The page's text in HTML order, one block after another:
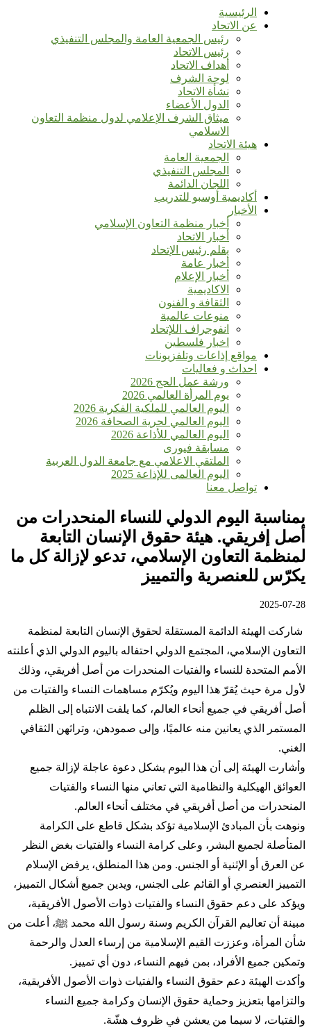
الرئيسية
عن الاتحاد
رئيس الجمعية العامة والمجلس التنفيذي
رئيس الاتحاد
أهداف الاتحاد
لوحة الشرف
نشأة الاتحاد
الدول الأعضاء
ميثاق الشرف الإعلامي لدول منظمة التعاون
الاسلامي
هيئة الاتحاد
الجمعية العامة
المجلس التنفيذي
اللجان الدائمة
أكاديمية أوسبو للتدريب
الأخبار
أخبار منظمة التعاون الإسلامي
أخبار الاتحاد
بقلم رئيس الإتحاد
أخبار عامة
أخبار الإعلام
الاكاديمية
الثقافة و الفنون
منوعات عالمية
انفوجراف اللإتحاد
اخبار فلسطين
مواقع إذاعات وتلفزيونات
احداث و فعاليات
ورشة عمل الحج 2026
يوم المرأة العالمي 2026
اليوم العالمي للملكية الفكرية 2026
اليوم العالمي لحرية الصحافة 2026
اليوم العالمي للأذاعة 2026
مسابقة فيورى
الملتقي الاعلامي مع جامعة الدول العربية
اليوم العالمى للإذاعة 2025
تواصل معنا
بمناسبة اليوم الدولي للنساء المنحدرات من
أصل إفريقي. هيئة حقوق الإنسان التابعة
لمنظمة التعاون الإسلامي، تدعو لإزالة كل ما
يكرّس للعنصرية والتمييز
2025-07-28
شاركت الهيئة الدائمة المستقلة لحقوق الإنسان التابعة لمنظمة
التعاون الإسلامي، المجتمع الدولي احتفاله باليوم الدولي الذي أعلنته
الأمم المتحدة للنساء والفتيات المنحدرات من أصل أفريقي، وذلك
لأول مرة حيث يُقرّ هذا اليوم ويُكرّم مساهمات النساء والفتيات من
أصل أفريقي في جميع أنحاء العالم، كما يلفت الانتباه إلى الظلم
المستمر الذي يعانين منه عالميًا، وإلى صمودهن، وتراثهن الثقافي
الغني.
وأشارت الهيئة إلى أن هذا اليوم يشكل دعوة عاجلة لإزالة جميع
العوائق الهيكلية والنظامية التي تعاني منها النساء والفتيات
المنحدرات من أصل أفريقي في مختلف أنحاء العالم.
ونوهت بأن المبادئ الإسلامية تؤكد بشكل قاطع على الكرامة
المتأصلة لجميع البشر، وعلى كرامة النساء والفتيات بغض النظر
عن العرق أو الإثنية أو الجنس. ومن هذا المنطلق، يرفض الإسلام
التمييز العنصري أو القائم على الجنس، ويدين جميع أشكال التمييز،
ويؤكد على دعم حقوق النساء والفتيات ذوات الأصول الأفريقية،
مبينة أن تعاليم القرآن الكريم وسنة رسول الله محمد ﷺ، أعلت من
شأن المرأة، وعززت القيم الإسلامية من إرساء العدل والرحمة
وتمكين جميع الأفراد، بمن فيهم النساء، دون أي تمييز.
وأكدت الهيئة دعم حقوق النساء والفتيات ذوات الأصول الأفريقية،
والتزامها بتعزيز وحماية حقوق الإنسان وكرامة جميع النساء
والفتيات، لا سيما من يعشن في ظروف هشّة.